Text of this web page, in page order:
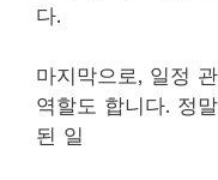
다.
마지막으로, 일정
역할도 합니다. 정
된 일